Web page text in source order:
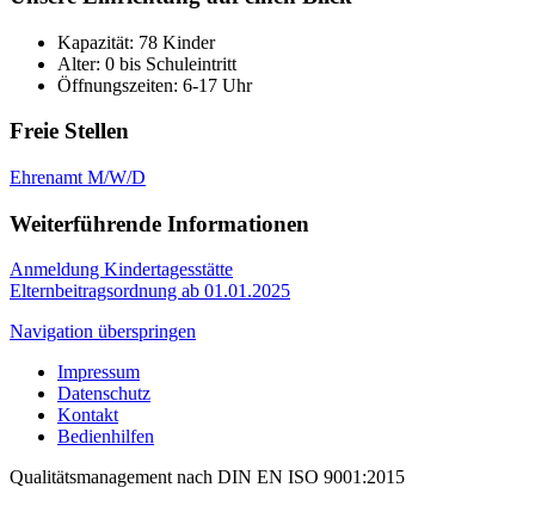
Kapazität: 78 Kinder
Alter: 0 bis Schuleintritt
Öffnungszeiten: 6-17 Uhr
Freie Stellen
Ehrenamt M/W/D
Weiterführende Informationen
Anmeldung Kindertagesstätte
Elternbeitragsordnung ab 01.01.2025
Navigation überspringen
Impressum
Datenschutz
Kontakt
Bedienhilfen
Qualitätsmanagement nach DIN EN ISO 9001:2015